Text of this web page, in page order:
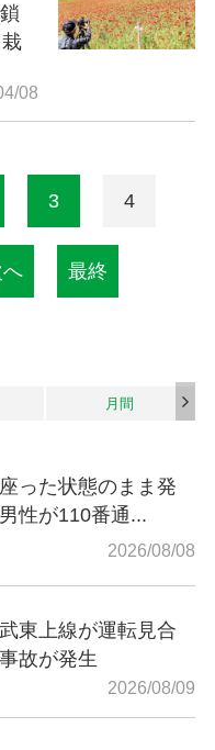
08
3 4
最終
月間
った状態のまま発
性が110番通...
2026/08/08
武東上線が運転見合
故が発生
2026/08/09